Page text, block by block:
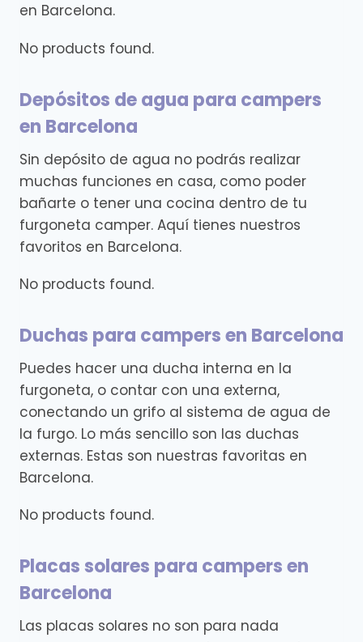
en Barcelona.
No products found.
Depósitos de agua para campers
en Barcelona
Sin depósito de agua no podrás realizar
muchas funciones en casa, como poder
bañarte o tener una cocina dentro de tu
furgoneta camper. Aquí tienes nuestros
favoritos en Barcelona.
No products found.
Duchas para campers en Barcelona
Puedes hacer una ducha interna en la
furgoneta, o contar con una externa,
conectando un grifo al sistema de agua de
la furgo. Lo más sencillo son las duchas
externas. Estas son nuestras favoritas en
Barcelona.
No products found.
Placas solares para campers en
Barcelona
Las placas solares no son para nada